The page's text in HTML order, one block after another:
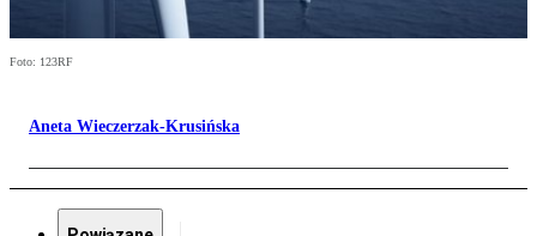
Foto: 123RF
Aneta Wieczerzak-Krusińska